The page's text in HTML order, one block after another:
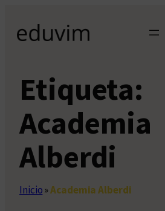
contenido
Etiqueta:
Academia
Alberdi
Inicio»Academia Alberdi